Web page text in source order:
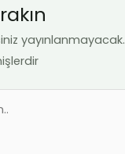
yayınlanmayacak.